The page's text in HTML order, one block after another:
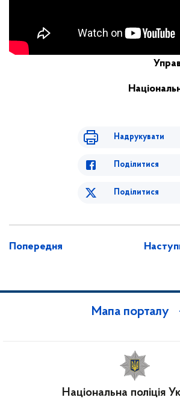
Надрукувати
Поділитися
Поділитися
Попередня
Мапа порталу
Національна поліція